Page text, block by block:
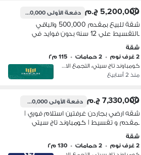
5,200,000 ج.م دفعة الأولى500,000 ج.م
شقة للبيع بمقدم 500,000 والباقي
بالتقسيط علي 12 سنه بدون فوايد في
كمبوند تاج سيتي التجمع الاول - قريب من
مدينه نصر ومن كمبوند سراي Taj City
شقة
2 غرف نوم
• 2 حمامات • 115 م٢
كومباوند تاج سيتي، التجمع الاول
منذ 2 أسابيع
7,330,000 ج.م دفعة الأولى3,500,000 ج.م
شقه ارضي بجاردن غرفتين استلام فوري |
بمقدم و تقسيط | كومباوند تاج سيتي
طريق السويس
شقة
2 غرف نوم
• 2 حمامات • 130 م٢